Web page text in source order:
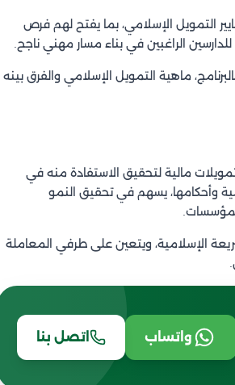
التمويل الإسلامي، بما يفتح لهم فرص
الراغبين في بناء مسار مهني ناجح.
ماهية التمويل الإسلامي والفرق بينه
مالية لتحقيق الاستفادة منه في
وأحكامها، يسهم في تحقيق النمو
الإسلامية، ويتعين على طرفي المعاملة
واتساب اتصل بنا